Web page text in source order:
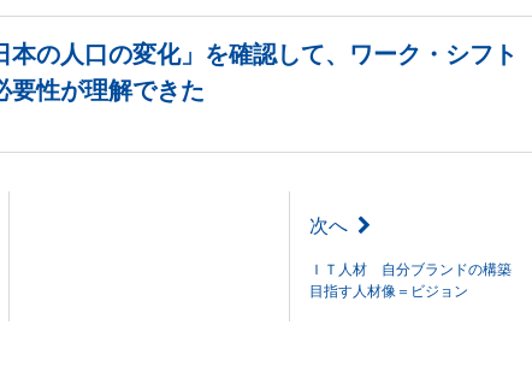
本の人口の変化」を確認して、ワーク・シフト
要性が理解できた
次へ
ＩＴ人材 自分ブランドの構築
目指す人材像＝ビジョン